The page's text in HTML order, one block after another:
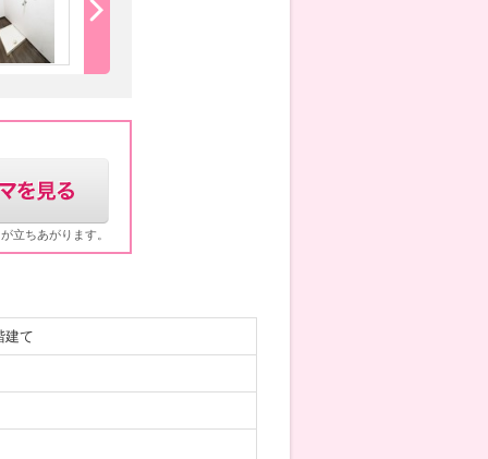
立ちあがります。
建て